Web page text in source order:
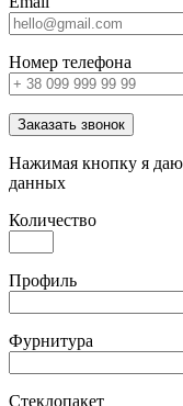
Номер телефона
Заказать звонок
Нажимая кнопку я даю
данных
Количество
Профиль
Фурнитура
Стеклопакет